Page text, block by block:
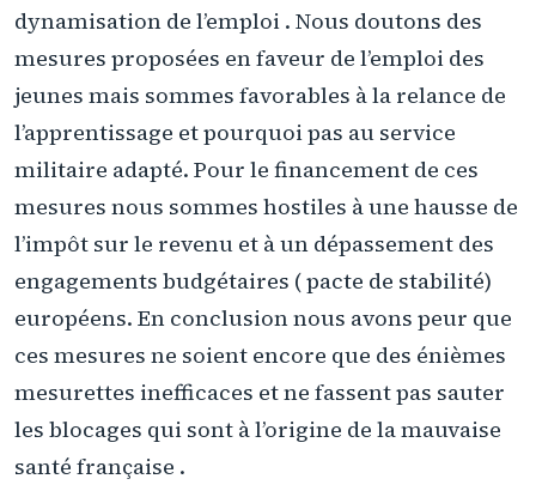
dynamisation de l’emploi . Nous doutons des
mesures proposées en faveur de l’emploi des
jeunes mais sommes favorables à la relance de
l’apprentissage et pourquoi pas au service
militaire adapté. Pour le financement de ces
mesures nous sommes hostiles à une hausse de
l’impôt sur le revenu et à un dépassement des
engagements budgétaires ( pacte de stabilité)
européens. En conclusion nous avons peur que
ces mesures ne soient encore que des énièmes
mesurettes inefficaces et ne fassent pas sauter
les blocages qui sont à l’origine de la mauvaise
santé française .